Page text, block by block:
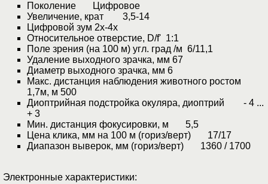
Поколение Цифровое
Увеличение, крат 3,5-14
Цифровой зум 2х-4х
Относительное отверстие, D/f' 1:1
Поле зрения (на 100 м) угл. град /м 6/11,1
Удаление выходного зрачка, мм 67
Диаметр выходного зрачка, мм 6
Макс. дистанция наблюдения животного ростом
1,7м, м 500
Диоптрийная подстройка окуляра, диоптрий - 4 ...
+ 3
Мин. дистанция фокусировки, м 5,5
Цена клика, мм на 100 м (гориз/верт) 17/17
Диапазон выверок, мм (гориз/верт) 1360 / 1700
Электронные характеристики: